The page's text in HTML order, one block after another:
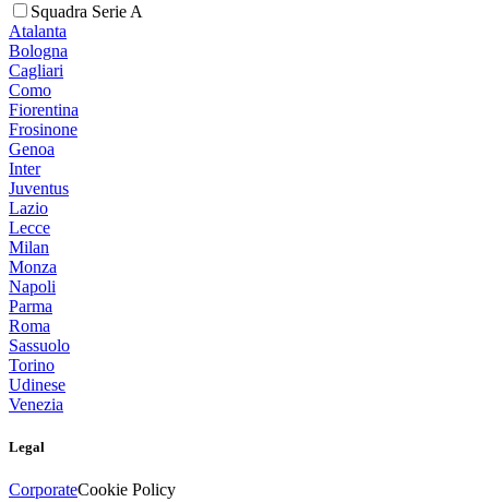
Squadra Serie A
Atalanta
Bologna
Cagliari
Como
Fiorentina
Frosinone
Genoa
Inter
Juventus
Lazio
Lecce
Milan
Monza
Napoli
Parma
Roma
Sassuolo
Torino
Udinese
Venezia
Legal
CorporateCookie Policy